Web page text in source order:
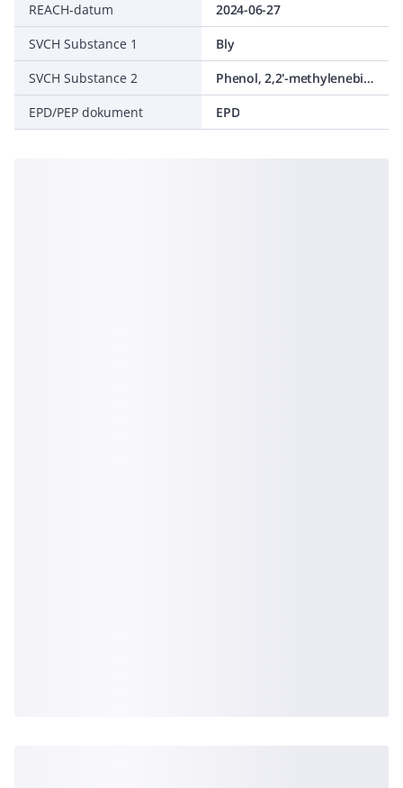
REACH-datum
2024-06-27
SVCH Substance 1
Bly
SVCH Substance 2
Phenol, 2,2'-methylenebis[6-(1,1-dimethylethyl)-4-methyl-
EPD/PEP dokument
EPD